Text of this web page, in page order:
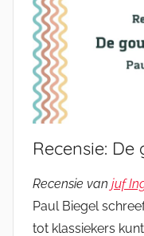
Recensie:
Recensie van juf
Paul Biegel
tot klassiekers